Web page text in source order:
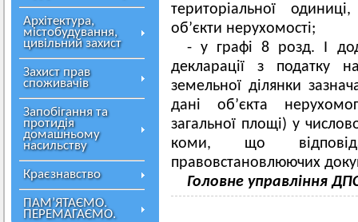
Архітектура,
містобудування,
цивільний захист
Захист прав
споживачів
Запобігання та
протидія
домашньому
насильству
Краєзнавство
ПАМ’ЯТАЄМО.
ПЕРЕМАГАЄМО.
територіальної
об’єкти нерухомості;
- у графі 8 розд. І
декларації з податку
земельної ділянки
дані об’єкта
загальної площі) у
коми, що
правовстановлюючих
Головне управління